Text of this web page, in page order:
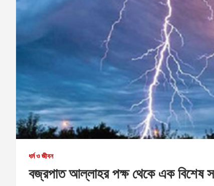
ধর্ম ও জীবন
বজ্রপাত আল্লাহর পক্ষ থেকে এক বিশেষ